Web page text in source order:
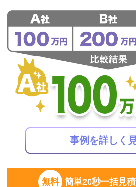
無料 簡単20秒一括見積
事例を詳しく